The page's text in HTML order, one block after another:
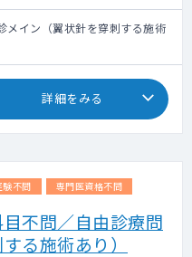
相談
メイン（翼状針を穿刺する施術
詳細をみる
験不問 専門医資格不問
不問／自由診療問
る施術あり）